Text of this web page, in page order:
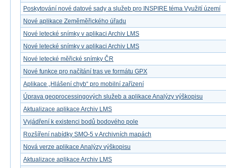
Poskytování nové datové sady a služeb pro INSPIRE téma Využití území
Nové aplikace Zeměměřického úřadu
Nové letecké snímky v aplikaci Archiv LMS
Nové letecké snímky v aplikaci Archiv LMS
Nové letecké měřické snímky ČR
Nové funkce pro načítání tras ve formátu GPX
Aplikace „Hlášení chyb“ pro mobilní zařízení
Úprava geoprocessingových služeb a aplikace Analýzy výškopisu
Aktualizace aplikace Archiv LMS
Vyjádření k existenci bodů bodového pole
Rozšíření nabídky SMO-5 v Archivních mapách
Nová verze aplikace Analýzy výškopisu
Aktualizace aplikace Archiv LMS